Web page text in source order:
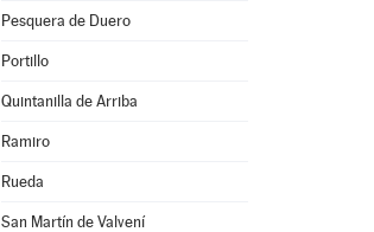
Pesquera de Duero
Portillo
Quintanilla de Arriba
Ramiro
Rueda
San Martín de Valvení